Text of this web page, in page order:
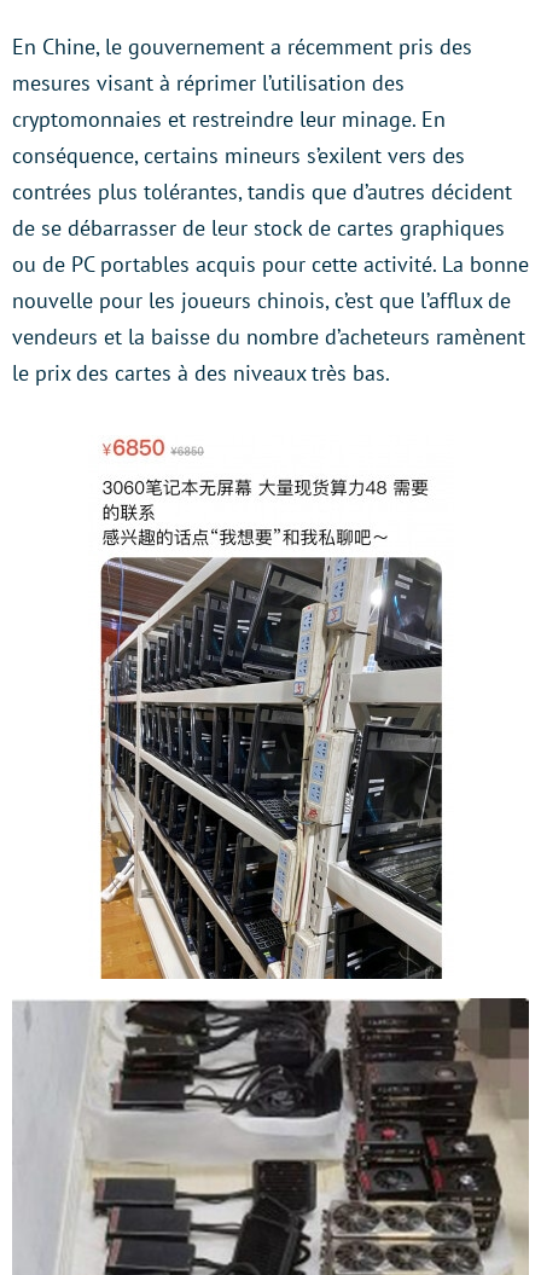
En Chine, le gouvernement a récemment pris des
mesures visant à réprimer l’utilisation des
cryptomonnaies et restreindre leur minage. En
conséquence, certains mineurs s’exilent vers des
contrées plus tolérantes, tandis que d’autres décident
de se débarrasser de leur stock de cartes graphiques
ou de PC portables acquis pour cette activité. La bonne
nouvelle pour les joueurs chinois, c’est que l’afflux de
vendeurs et la baisse du nombre d’acheteurs ramènent
le prix des cartes à des niveaux très bas.